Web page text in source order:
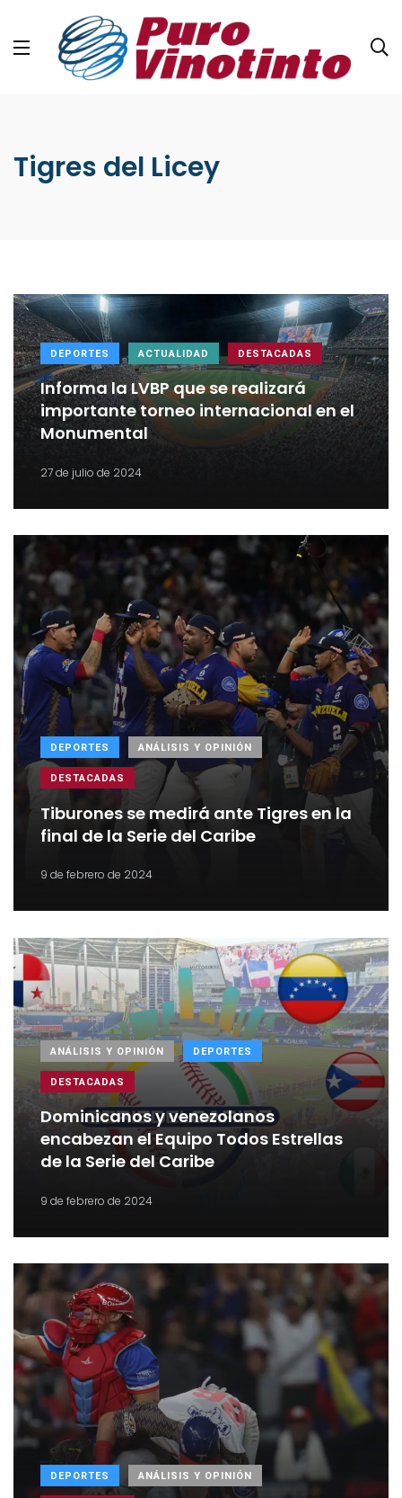
Tigres del Licey
DEPORTES ACTUALIDAD DESTACADAS
Informa la LVBP que se realizará
importante torneo internacional en el
Monumental
27 de julio de 2024
DEPORTES ANÁLISIS Y OPINIÓN
DESTACADAS
Tiburones se medirá ante Tigres en la
final de la Serie del Caribe
9 de febrero de 2024
ANÁLISIS Y OPINIÓN DEPORTES
DESTACADAS
Dominicanos y venezolanos
encabezan el Equipo Todos Estrellas
de la Serie del Caribe
9 de febrero de 2024
DEPORTES ANÁLISIS Y OPINIÓN